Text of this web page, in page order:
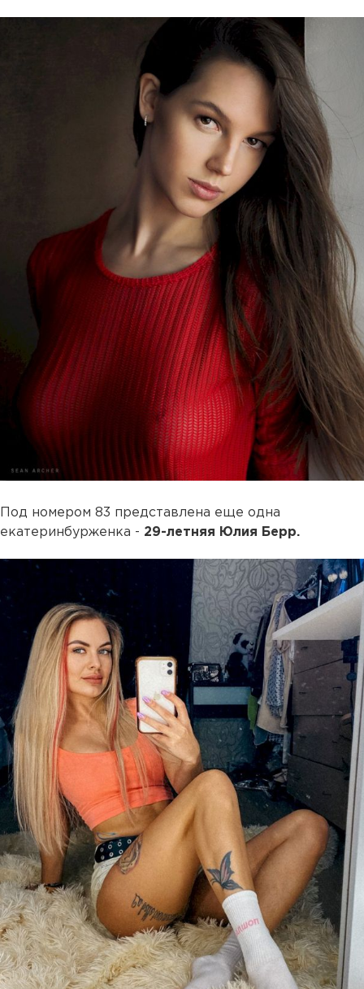
Под номером 83 представлена еще одна
екатеринбурженка - 29-летняя Юлия Берр.